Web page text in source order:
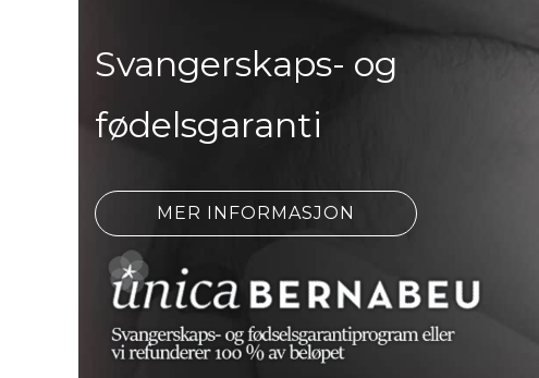
Svangerskaps- og
fødelsgaranti
MER INFORMASJON